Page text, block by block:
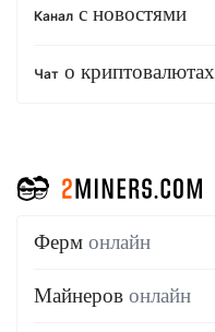
Канал с новостями
Чат о криптовалютах
Ферм онлайн
Майнеров онлайн